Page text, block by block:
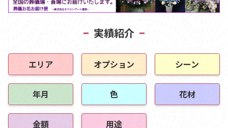
実績紹介
エリア オプション シーン
年月 色 花材
金額 用途